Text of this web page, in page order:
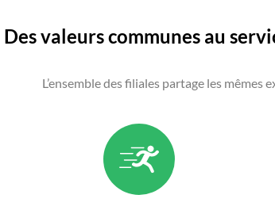
Des valeurs communes au
L’ensemble des filiales partage les mêmes